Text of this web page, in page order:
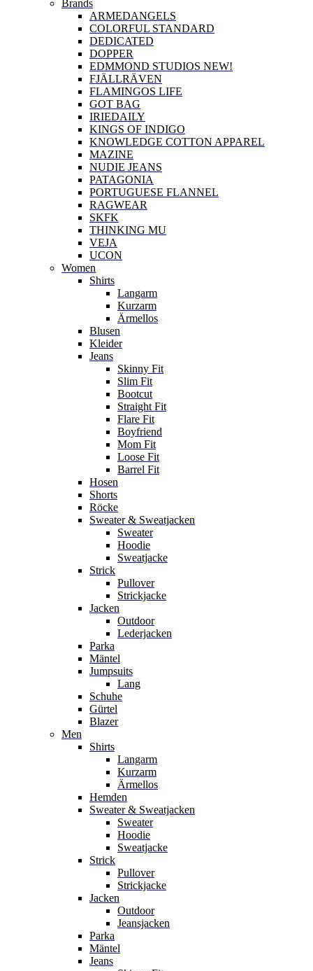
Brands
ARMEDANGELS
COLORFUL STANDARD
DEDICATED
DOPPER
EDMMOND STUDIOS NEW!
FJÄLLRÄVEN
FLAMINGOS LIFE
GOT BAG
IRIEDAILY
KINGS OF INDIGO
KNOWLEDGE COTTON APPAREL
MAZINE
NUDIE JEANS
PATAGONIA
PORTUGUESE FLANNEL
RAGWEAR
SKFK
THINKING MU
VEJA
UCON
Women
Shirts
Langarm
Kurzarm
Ärmellos
Blusen
Kleider
Jeans
Skinny Fit
Slim Fit
Bootcut
Straight Fit
Flare Fit
Boyfriend
Mom Fit
Loose Fit
Barrel Fit
Hosen
Shorts
Röcke
Sweater & Sweatjacken
Sweater
Hoodie
Sweatjacke
Strick
Pullover
Strickjacke
Jacken
Outdoor
Lederjacken
Parka
Mäntel
Jumpsuits
Lang
Schuhe
Gürtel
Blazer
Men
Shirts
Langarm
Kurzarm
Ärmellos
Hemden
Sweater & Sweatjacken
Sweater
Hoodie
Sweatjacke
Strick
Pullover
Strickjacke
Jacken
Outdoor
Jeansjacken
Parka
Mäntel
Jeans